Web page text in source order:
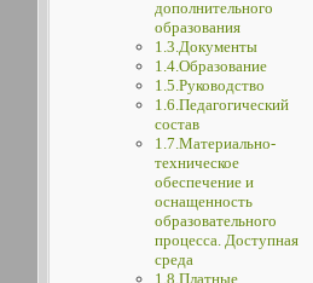
дополнительного
образования
1.3.Документы
1.4.Образование
1.5.Руководство
1.6.Педагогический
состав
1.7.Материально-
техническое
обеспечение и
оснащенность
образовательного
процесса. Доступная
среда
1.8.Платные